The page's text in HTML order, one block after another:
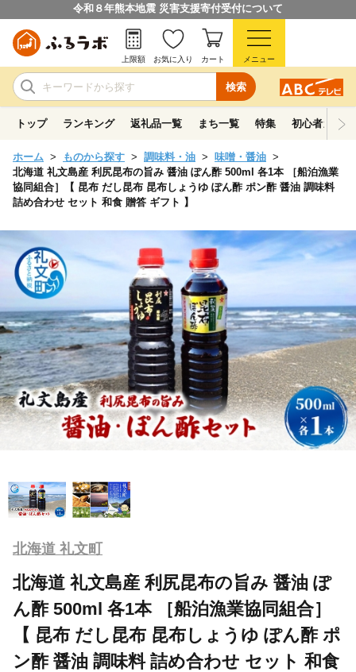
令和８年熊本地震 災害支援寄付受付について
検索
上限額 お気に入り カート メニュー
トップ ランキング 返礼品一覧 まち一覧 特集 初心者ガイド
ホーム ものから探す 調味料・油
味噌・醤油
北海道 礼文島産 利尻昆布の旨み 醤油 ぽん酢 500ml 各1本 ［船泊漁業
協同組合］【 昆布 だし昆布 昆布しょうゆ ぽん酢 ポン酢 醤油 調味料
詰め合わせ セット 和食 贈答 ギフト 】
北海道 礼文町
北海道 礼文島産 利尻昆布の旨み 醤油 ぽ
ん酢 500ml 各1本 ［船泊漁業協同組合］
【 昆布 だし昆布 昆布しょうゆ ぽん酢 ポ
ン酢 醤油 調味料 詰め合わせ セット 和食